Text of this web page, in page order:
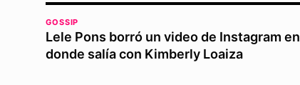
GOSSIP
Lele Pons borró un video de Instagram en
donde salía con Kimberly Loaiza